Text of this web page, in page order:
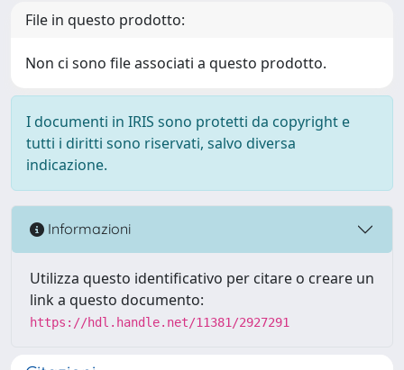
File in questo prodotto:
Non ci sono file associati a questo prodotto.
I documenti in IRIS sono protetti da copyright e
tutti i diritti sono riservati, salvo diversa
indicazione.
Informazioni
Utilizza questo identificativo per citare o creare un
link a questo documento:
https://hdl.handle.net/11381/2927291